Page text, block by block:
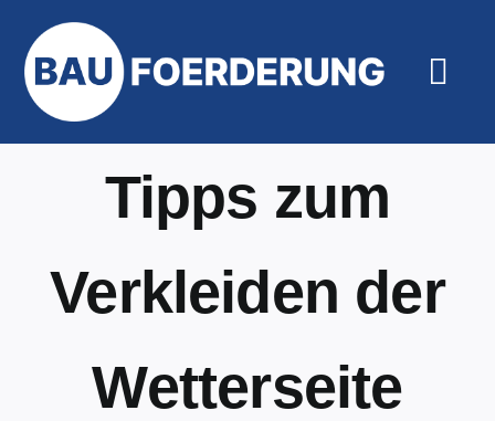
Inhalt
springen
Tipps zum
Verkleiden der
Wetterseite